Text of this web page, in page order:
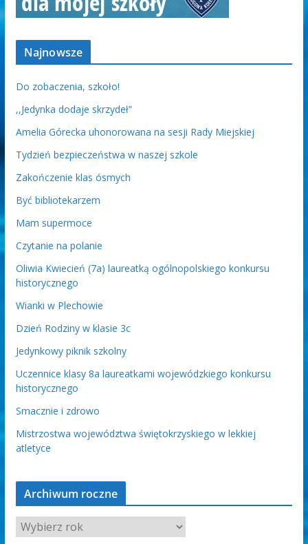
Najnowsze
Do zobaczenia, szkoło!
,,Jedynka dodaje skrzydeł”
Amelia Górecka uhonorowana na sesji Rady Miejskiej
Tydzień bezpieczeństwa w naszej szkole
Zakończenie klas ósmych
Być bibliotekarzem
Mam supermoce
Czytanie na polanie
Oliwia Kwiecień (7a) laureatką ogólnopolskiego konkursu
historycznego
Wianki w Plechowie
Dzień Rodziny w klasie 3c
Jedynkowy piknik szkolny
Uczennice klasy 8a laureatkami wojewódzkiego konkursu
historycznego
Smacznie i zdrowo
Mistrzostwa województwa świętokrzyskiego w lekkiej
atletyce
Archiwum roczne